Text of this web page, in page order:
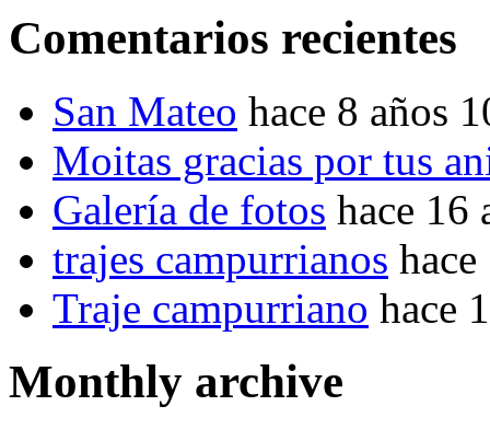
Comentarios recientes
San Mateo hace 8 años
Moitas gracias por tus
Galería de fotos hace 16
trajes campurrianos
Traje campurriano hace
Monthly archive